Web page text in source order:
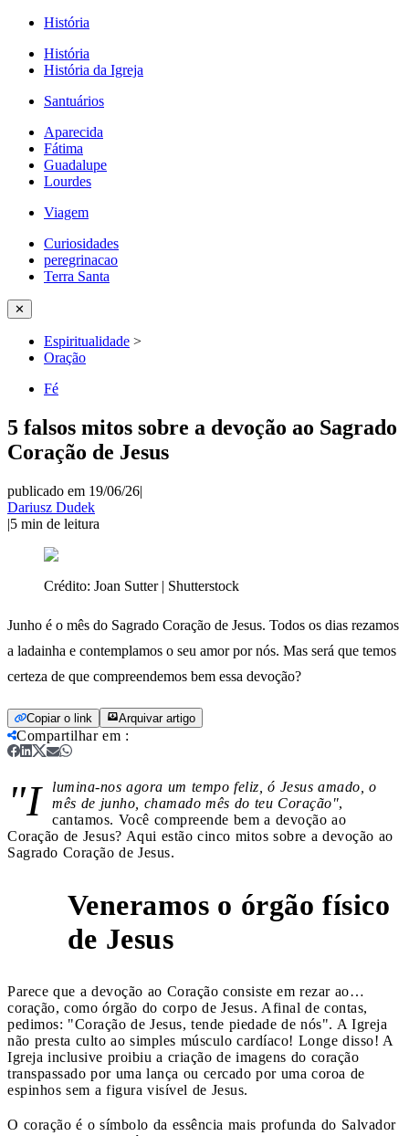
História
História
História da Igreja
Santuários
Aparecida
Fátima
Guadalupe
Lourdes
Viagem
Curiosidades
peregrinacao
Terra Santa
✕
Espiritualidade >
Oração
Fé
5 falsos mitos sobre a devoção ao Sagrado
Coração de Jesus
publicado em 19/06/26|
Dariusz Dudek
|5 min de leitura
Crédito: Joan Sutter | Shutterstock
Junho é o mês do Sagrado Coração de Jesus. Todos os dias rezamos
a ladainha e contemplamos o seu amor por nós. Mas será que temos
certeza de que compreendemos bem essa devoção?
Copiar o link Arquivar artigo
Compartilhar em :
"I
lumina-nos agora um tempo feliz, ó Jesus amado, o
mês de junho, chamado mês do teu Coração",
cantamos. Você compreende bem a devoção ao
Coração de Jesus? Aqui estão cinco mitos sobre a devoção ao
Sagrado Coração de Jesus.
Veneramos o órgão físico
de Jesus
Parece que a devoção ao Coração consiste em rezar ao…
coração, como órgão do corpo de Jesus. Afinal de contas,
pedimos: "Coração de Jesus, tende piedade de nós". A Igreja
não presta culto ao simples músculo cardíaco! Longe disso! A
Igreja inclusive proibiu a criação de imagens do coração
transpassado por uma lança ou cercado por uma coroa de
espinhos sem a figura visível de Jesus.
O coração é o símbolo da essência mais profunda do Salvador